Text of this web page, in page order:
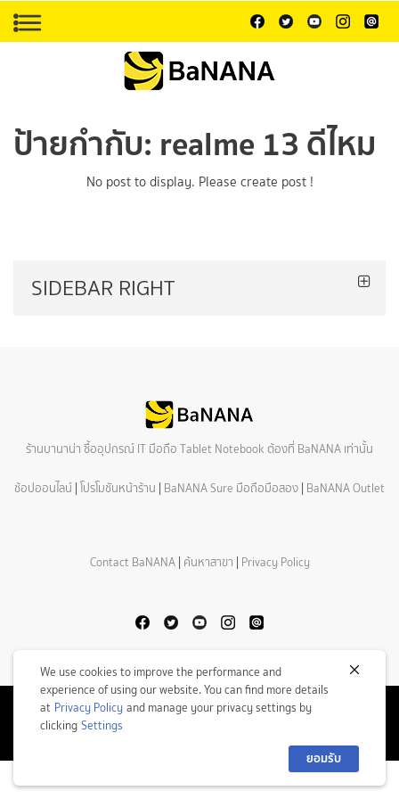
ป้ายกำกับ: realme 13 ดีไหม
No post to display. Please create post !
SIDEBAR RIGHT
ร้านบานาน่า ซื้ออุปกรณ์ IT มือถือ Tablet Notebook ต้องที่ BaNANA เท่านั้น
ช้อปออนไลน์ | โปรโมชันหน้าร้าน | BaNANA Sure มือถือมือสอง | BaNANA Outlet
Contact BaNANA| ค้นหาสาขา | Privacy Policy
© Copyright 2026 Com7 Public Company Limited All Rights Reserved.
We use cookies to improve the performance and
experience of using our website. You can find more details
at Privacy Policy and manage your privacy settings by
clicking Settings
ยอมรับ